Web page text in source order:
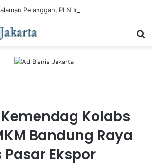
Kemendag Kolabs
Bandung Raya
Ekspor